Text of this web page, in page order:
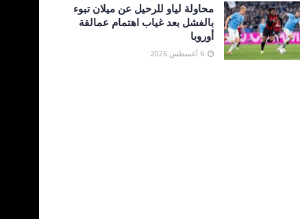
محاولة لياو للرحيل عن ميلان تبوء
بالفشل بعد غياب اهتمام عمالقة
أوروبا